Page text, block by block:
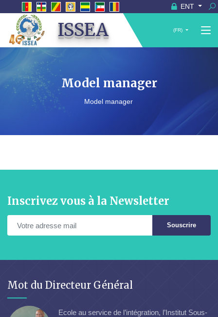
ENT
ISSEA (FR)
Model manager
Model manager
Inscrivez vous à la Newsletter
Souscrire
Mot du Directeur Général
Ecole au service de l’intégration, l’Institut Sous-